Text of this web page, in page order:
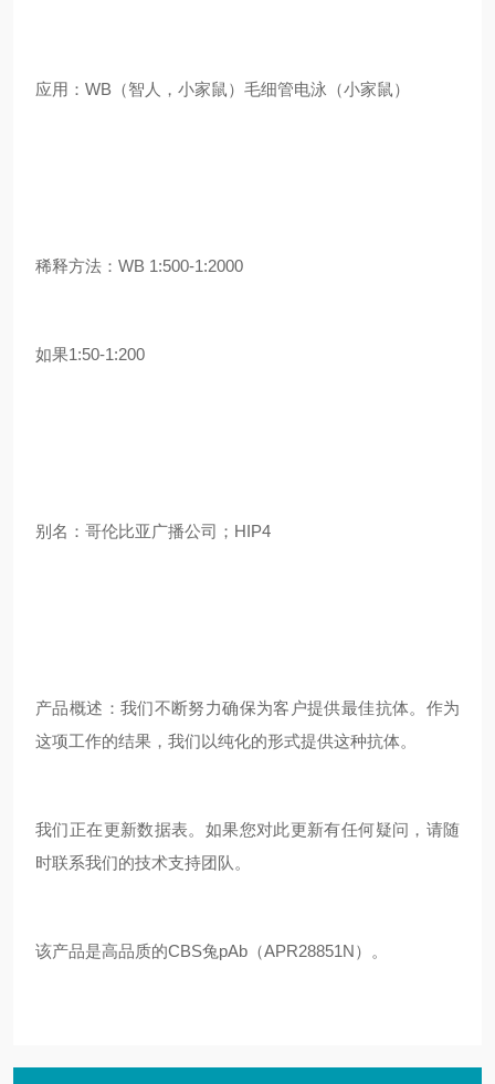
应用：WB（智人，小家鼠）毛细管电泳（小家鼠）
稀释方法：WB 1:500-1:2000
如果1:50-1:200
别名：哥伦比亚广播公司；HIP4
产品概述：我们不断努力确保为客户提供最佳抗体。作为
这项工作的结果，我们以纯化的形式提供这种抗体。
我们正在更新数据表。如果您对此更新有任何疑问，请随
时联系我们的技术支持团队。
该产品是高品质的CBS兔pAb（APR28851N）。